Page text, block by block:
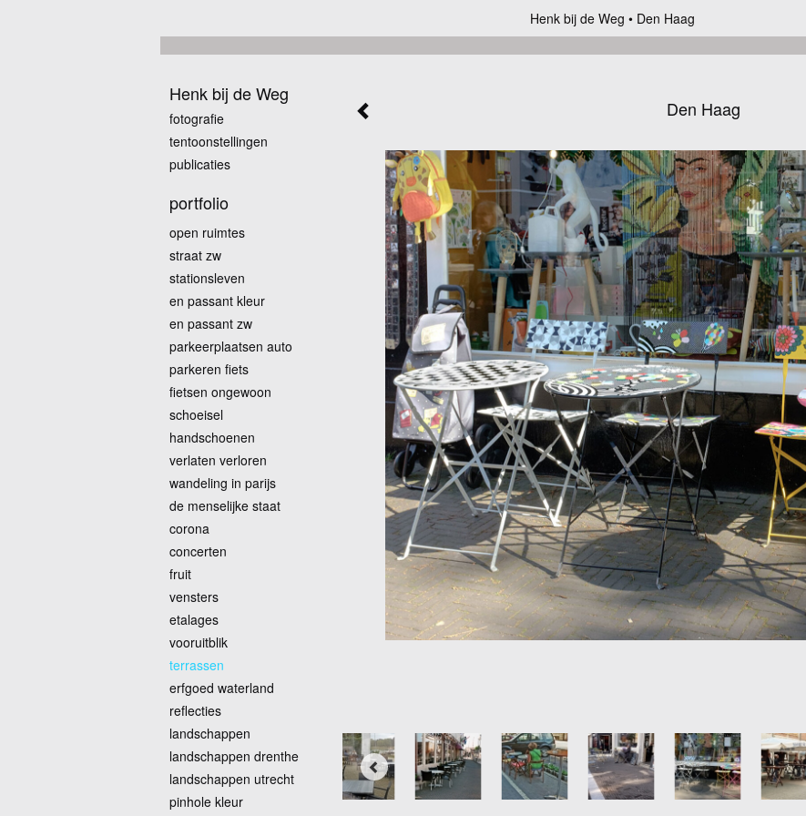
Henk bij de Weg Den Haag
Den Haag
Henk bij de Weg
fotografie
tentoonstellingen
publicaties
portfolio
open ruimtes
straat zw
stationsleven
en passant kleur
en passant zw
parkeerplaatsen auto
parkeren fiets
fietsen ongewoon
schoeisel
handschoenen
verlaten verloren
wandeling in parijs
de menselijke staat
corona
concerten
fruit
vensters
etalages
vooruitblik
terrassen
erfgoed waterland
reflecties
landschappen
landschappen drenthe
landschappen utrecht
pinhole kleur